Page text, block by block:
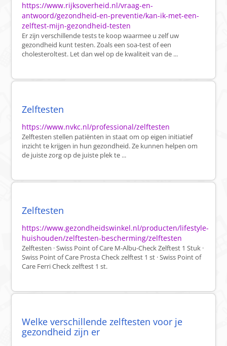
https://www.rijksoverheid.nl/vraag-en-
antwoord/gezondheid-en-preventie/kan-ik-met-een-
zelftest-mijn-gezondheid-testen
Er zijn verschillende tests te koop waarmee u zelf uw
gezondheid kunt testen. Zoals een soa-test of een
cholesteroltest. Let dan wel op de kwaliteit van de ...
Zelftesten
https://www.nvkc.nl/professional/zelftesten
Zelftesten stellen patiënten in staat om op eigen initiatief
inzicht te krijgen in hun gezondheid. Ze kunnen helpen om
de juiste zorg op de juiste plek te ...
Zelftesten
https://www.gezondheidswinkel.nl/producten/lifestyle-
huishouden/zelftesten-bescherming/zelftesten
Zelftesten · Swiss Point of Care M-Albu-Check Zelftest 1 Stuk ·
Swiss Point of Care Prosta Check zelftest 1 st · Swiss Point of
Care Ferri Check zelftest 1 st.
Welke verschillende zelftesten voor je
gezondheid zijn er